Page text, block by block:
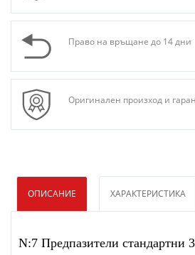
Право на връщане до 14 дни
Оригинален произход и
ОПИСАНИЕ ХАРАКТЕРИСТИКА
N:7 Предпазители стандартни